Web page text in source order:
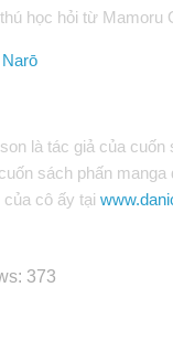
học hỏi từ Mamoru
Narō
là tác giả của cuốn
sách phấn manga
cô ấy tại
373